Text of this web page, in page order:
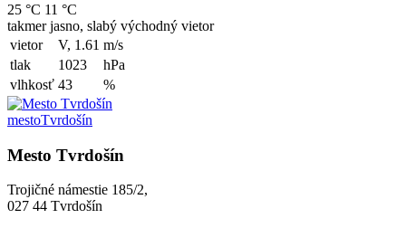
25 °C 11 °C
takmer jasno, slabý východný vietor
vietor
V, 1.61 m/s
tlak
1023
hPa
vlhkosť 43 %
mestoTvrdošín
Mesto Tvrdošín
Trojičné námestie 185/2,
027 44 Tvrdošín